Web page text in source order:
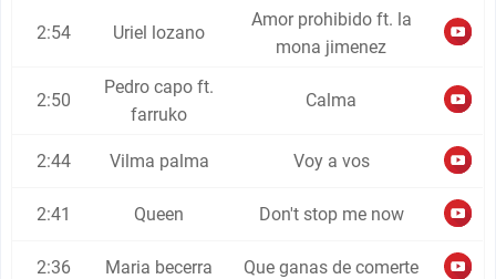
2:54 Uriel lozano
Amor prohibido ft. la
mona jimenez
2:50
Pedro capo ft.
farruko
Calma
2:44 Vilma palma Voy a vos
2:41 Queen Don't stop me now
2:36 Maria becerra Que ganas de comerte